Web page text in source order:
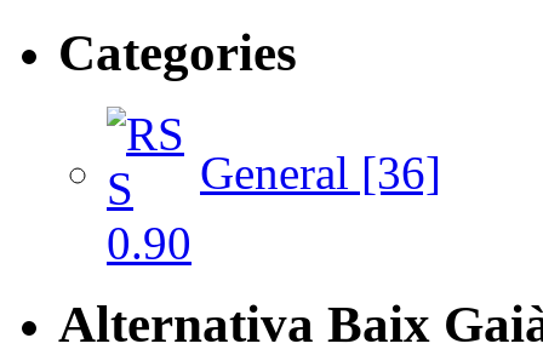
Categories
General [36]
Alternativa Baix